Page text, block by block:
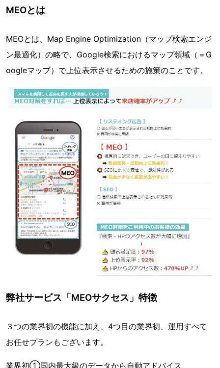
MEOとは
MEOとは、Map Engine Optimization（マップ検索エンジ
ン最適化）の略で、Google検索におけるマップ領域（＝G
oogleマップ）で上位表示させるための施策のことです。
弊社サービス「MEOサクセス」特徴
３つの業界初の機能に加え、4つ目の業界初、運用すべて
お任せプランもございます。
業界初①国内最大級のデータから自動アドバイス